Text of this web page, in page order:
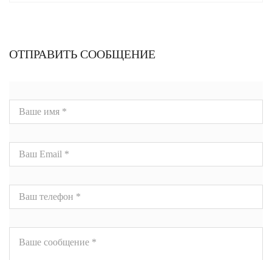
ОТПРАВИТЬ СООБЩЕНИЕ